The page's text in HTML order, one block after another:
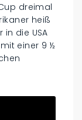
dreimal
heiß
die USA
einer 9 ½